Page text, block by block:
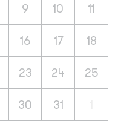
9 10 11
16 17 18
23 24 25
30 31